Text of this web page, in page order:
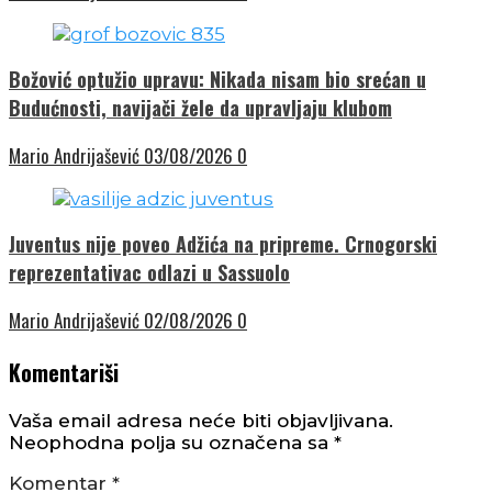
Božović optužio upravu: Nikada nisam bio srećan u
Budućnosti, navijači žele da upravljaju klubom
Mario Andrijašević 03/08/2026 0
Juventus nije poveo Adžića na pripreme. Crnogorski
reprezentativac odlazi u Sassuolo
Mario Andrijašević 02/08/2026 0
Komentariši
Vaša email adresa neće biti objavljivana.
Neophodna polja su označena sa *
Komentar *